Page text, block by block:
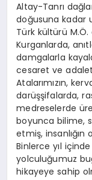
Altay-Tanrı
doğusuna kadar
Türk kültürü M.Ö.
Kurganlarda,
damgalarla
cesaret ve
Atalarımızın,
darüşşifalarda,
medreselerde
boyunca bilime,
etmiş, insanlığın
Binlerce yıl
yolculuğumuz
hikayeye sahip